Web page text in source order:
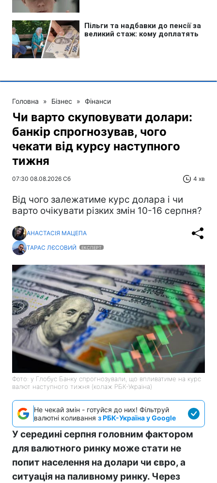
Головна » Бізнес » Фінанси
Чи варто скуповувати долари:
банкір спрогнозував, чого
чекати від курсу наступного
тижня
07:30 08.08.2026 Сб 4 хв
Від чого залежатиме курс долара і чи
варто очікувати різких змін 10-16 серпня?
АНАСТАСІЯ МАЦЕПА
ТАРАС ЛЄСОВИЙ
ЕКСПЕРТ
Фото: у Глобус Банку спрогнозували, що впливатиме на курс
валют наступного тижня (колаж РБК-Україна)
Не чекай змін - готуйся до них! Фільтруй
валютні коливання з РБК-Україна у Google
У середині серпня головним фактором
для валютного ринку може стати не
попит населення на долари чи євро, а
ситуація на паливному ринку. Через